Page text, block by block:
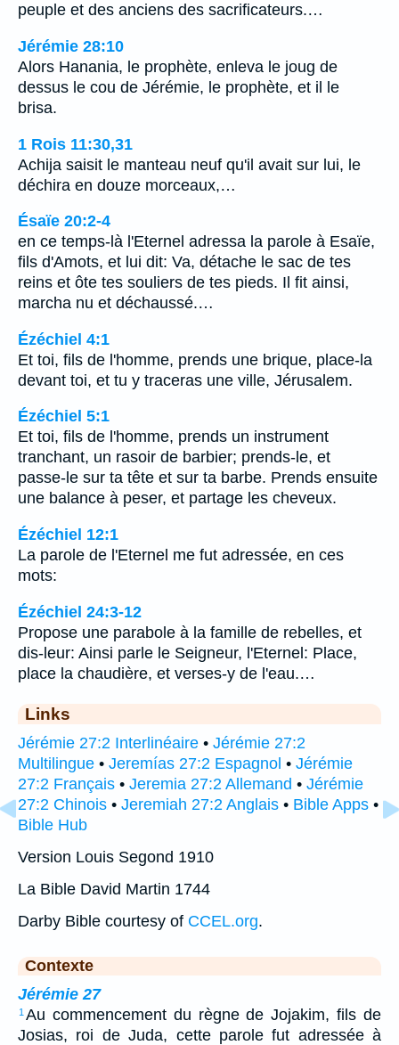
peuple et des anciens des sacrificateurs.…
Jérémie 28:10
Alors Hanania, le prophète, enleva le joug de
dessus le cou de Jérémie, le prophète, et il le
brisa.
1 Rois 11:30,31
Achija saisit le manteau neuf qu'il avait sur lui, le
déchira en douze morceaux,…
Ésaïe 20:2-4
en ce temps-là l'Eternel adressa la parole à Esaïe,
fils d'Amots, et lui dit: Va, détache le sac de tes
reins et ôte tes souliers de tes pieds. Il fit ainsi,
marcha nu et déchaussé.…
Ézéchiel 4:1
Et toi, fils de l'homme, prends une brique, place-la
devant toi, et tu y traceras une ville, Jérusalem.
Ézéchiel 5:1
Et toi, fils de l'homme, prends un instrument
tranchant, un rasoir de barbier; prends-le, et
passe-le sur ta tête et sur ta barbe. Prends ensuite
une balance à peser, et partage les cheveux.
Ézéchiel 12:1
La parole de l'Eternel me fut adressée, en ces
mots:
Ézéchiel 24:3-12
Propose une parabole à la famille de rebelles, et
dis-leur: Ainsi parle le Seigneur, l'Eternel: Place,
place la chaudière, et verses-y de l'eau.…
Links
Jérémie 27:2 Interlinéaire • Jérémie 27:2
Multilingue • Jeremías 27:2 Espagnol • Jérémie
27:2 Français • Jeremia 27:2 Allemand • Jérémie
27:2 Chinois • Jeremiah 27:2 Anglais • Bible Apps •
Bible Hub
Version Louis Segond 1910
La Bible David Martin 1744
Darby Bible courtesy of CCEL.org.
Contexte
Jérémie 27
1 Au commencement du règne de Jojakim, fils de
Josias, roi de Juda, cette parole fut adressée à